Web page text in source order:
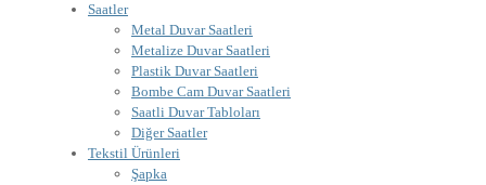
Saatler
Metal Duvar Saatleri
Metalize Duvar Saatleri
Plastik Duvar Saatleri
Bombe Cam Duvar Saatleri
Saatli Duvar Tabloları
Diğer Saatler
Tekstil Ürünleri
Şapka